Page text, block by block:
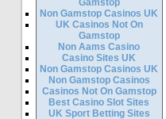
Non Gamstop Casinos UK
UK Casinos Not On
Gamstop
Non Aams Casino
Casino Sites UK
Non Gamstop Casinos UK
Non Gamstop Casinos
Casinos Not On Gamstop
Best Casino Slot Sites
UK Sport Betting Sites